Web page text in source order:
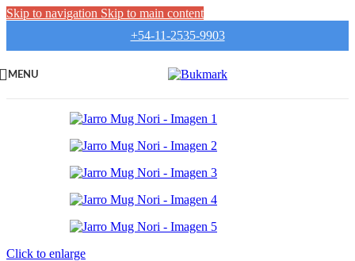
Skip to navigation Skip to main content
+54-11-2535-9903
MENU
Click to enlarge